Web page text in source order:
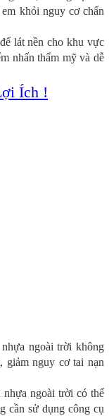
khỏi nguy cơ chấn
lát nền cho khu vực
nhấn thẩm mỹ và dễ
Ích !
ngoài trời không
giảm nguy cơ tai nạn
nhựa ngoài trời có thể
cần sử dụng công cụ